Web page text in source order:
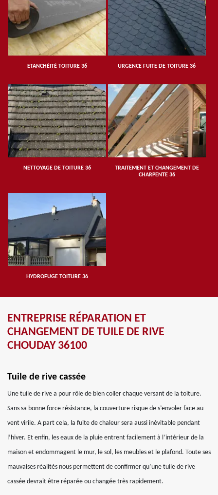
ETANCHÉITÉ TOITURE 36 URGENCE FUITE DE TOITURE 36
NETTOYAGE DE TOITURE 36
TRAITEMENT ET CHANGEMENT DE
CHARPENTE 36
HYDROFUGE TOITURE 36
ENTREPRISE RÉPARATION ET
CHANGEMENT DE TUILE DE RIVE
CHOUDAY 36100
Tuile de rive cassée
Une tuile de rive a pour rôle de bien coller chaque versant de la toiture.
Sans sa bonne force résistance, la couverture risque de s’envoler face au
vent virile. A part cela, la fuite de chaleur sera aussi inévitable pendant
l’hiver. Et enfin, les eaux de la pluie entrent facilement à l’intérieur de la
maison et endommagent le mur, le sol, les meubles et le plafond. Toute ses
mauvaises réalités nous permettent de confirmer qu’une tuile de rive
cassée devrait être réparée ou changée très rapidement.